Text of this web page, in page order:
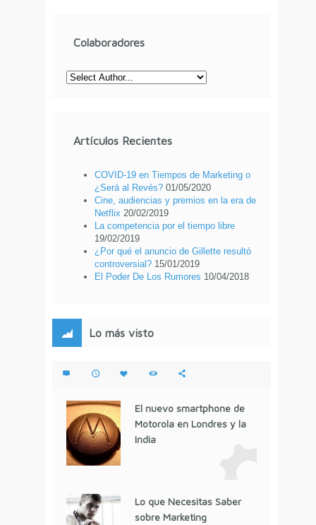
Colaboradores
Artículos Recientes
COVID-19 en Tiempos de Marketing o
¿Será al Revés? 01/05/2020
Cine, audiencias y premios en la era de
Netflix 20/02/2019
La competencia por el tiempo libre
19/02/2019
¿Por qué el anuncio de Gillette resultó
controversial? 15/01/2019
El Poder De Los Rumores 10/04/2018
Lo más visto
El nuevo smartphone de
Motorola en Londres y la
India
Lo que Necesitas Saber
sobre Marketing